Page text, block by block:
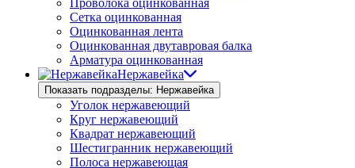
Проволока оцинкованная
Сетка оцинкованная
Оцинкованная лента
Оцинкованная двутавровая балка
Арматура оцинкованная
Нержавейка
Показать подразделы: Нержавейка
Уголок нержавеющий
Круг нержавеющий
Квадрат нержавеющий
Шестигранник нержавеющий
Полоса нержавеющая